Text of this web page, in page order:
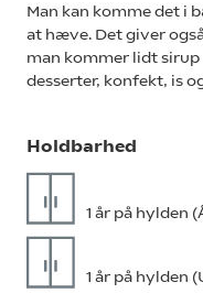
Man kan komme det i
at hæve. Det giver
man kommer lidt sirup
desserter, konfekt, is
Holdbarhed
1 år på hylden
1 år på hylden